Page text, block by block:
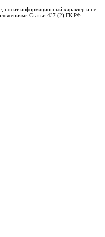
носит информационный характер и не
Статьи 437 (2) ГК РФ